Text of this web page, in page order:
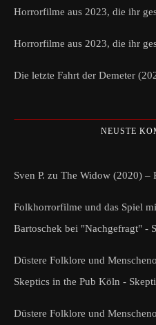
Horrorfilme aus 2023, die ihr
Horrorfilme aus 2023, die ihr
Die letzte Fahrt der Demeter
NEUSTE
Sven P. zu The Widow (2020) –
Folkhorrorfilme und das Spiel
Bartoschek bei "Nachgefragt" -
Düstere Folklore und
Skeptics in the Pub Köln -
Düstere Folklore und